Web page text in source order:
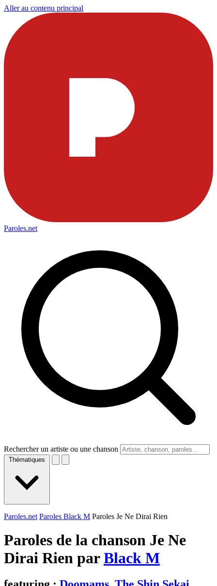
Aller au contenu principal
Paroles.net
Rechercher un artiste ou une chanson
Thématiques
Paroles.net Paroles Black M Paroles Je Ne Dirai Rien
Paroles de la chanson Je Ne
Dirai Rien parBlack M